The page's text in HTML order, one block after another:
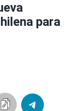
para